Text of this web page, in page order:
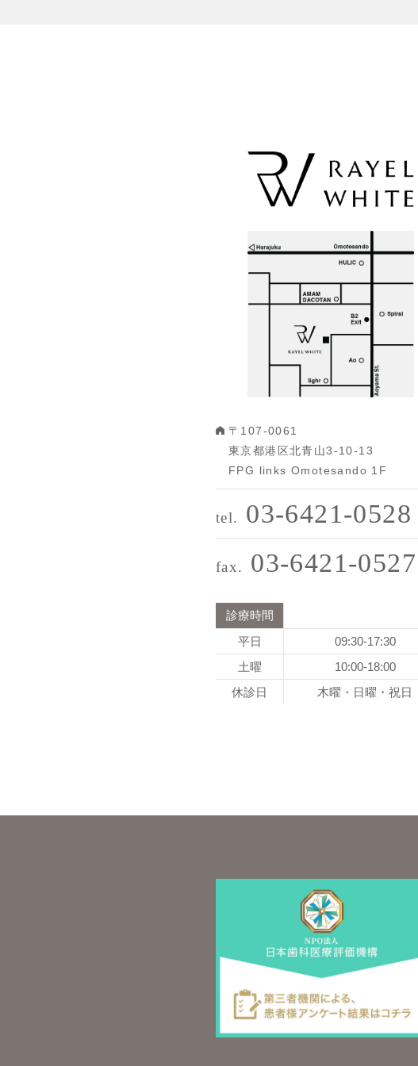
〒107-0061
東京都港区北青山3-10-13
FPG links Omotesando 1F
tel. 03-6421-0528
fax. 03-6421-0527
診療時間
平日
09:30-17:30
土曜
10:00-18:00
休診日
木曜・日曜・祝日